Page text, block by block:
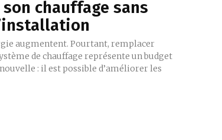
chauffage sans
augmentent. Pourtant, remplacer
de chauffage représente un budget
: il est possible d’améliorer les